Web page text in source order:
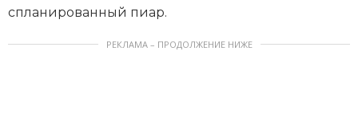
спланированный пиар.
РЕКЛАМА – ПРОДОЛЖЕНИЕ НИЖЕ